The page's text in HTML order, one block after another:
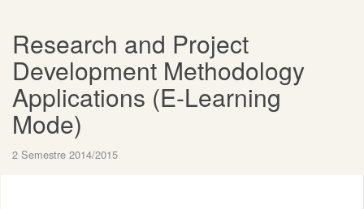
Research and Project
Development Methodology
Applications (E-Learning
Mode)
2 Semestre 2014/2015